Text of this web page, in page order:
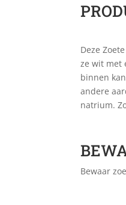
Deze
ze wit met
binnen
andere
natrium.
Bewaar